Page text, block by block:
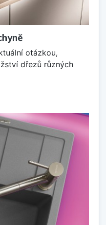
otázkou,
dřezů různých